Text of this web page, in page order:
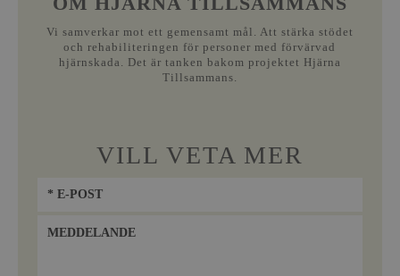
Vi samverkar mot ett gemensamt mål. Att stärka stödet
och rehabiliteringen för personer med förvärvad
hjärnskada. Det är tanken bakom projektet Hjärna
Tillsammans.
VILL VETA MER